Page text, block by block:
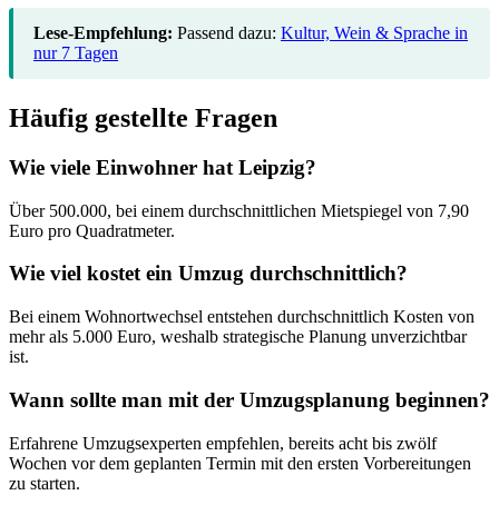
Lese-Empfehlung: Passend dazu: Kultur, Wein & Sprache in
nur 7 Tagen
Häufig gestellte Fragen
Wie viele Einwohner hat Leipzig?
Über 500.000, bei einem durchschnittlichen Mietspiegel von 7,90
Euro pro Quadratmeter.
Wie viel kostet ein Umzug durchschnittlich?
Bei einem Wohnortwechsel entstehen durchschnittlich Kosten von
mehr als 5.000 Euro, weshalb strategische Planung unverzichtbar
ist.
Wann sollte man mit der Umzugsplanung beginnen?
Erfahrene Umzugsexperten empfehlen, bereits acht bis zwölf
Wochen vor dem geplanten Termin mit den ersten Vorbereitungen
zu starten.